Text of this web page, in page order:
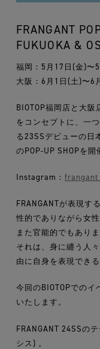
FRANGANT
FUKUOKA &
福岡：5月17日(金)〜
大阪：6月1日(土)〜6
BIOTOP福岡店と大阪
をコンセプトに、一
る23SSデビューの日
のPOP-UP SHOPを開
Instagram：
FRANGANTが表現す
性的でありながら女
また官能的でもありま
それは、身に纏う人
由に自身を表現でき
今回のBIOTOPでの
いたします。
FRANGANT 24SSの
シス) 。